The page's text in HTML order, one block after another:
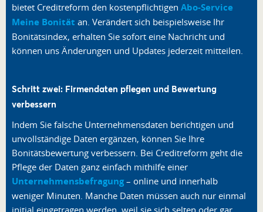
bietet Creditreform den kostenpflichtigen Abo-Service
Meine Bonität an. Verändert sich beispielsweise Ihr
Bonitätsindex, erhalten Sie sofort eine Nachricht und
können uns Änderungen und Updates jederzeit mitteilen.
Schritt zwei: Firmendaten pflegen und Bewertung
verbessern
Indem Sie falsche Unternehmensdaten berichtigen und
unvollständige Daten ergänzen, können Sie Ihre
Bonitätsbewertung verbessern. Bei Creditreform geht die
Pflege der Daten ganz einfach mithilfe einer
Unternehmensbefragung– online und innerhalb
weniger Minuten. Manche Daten müssen auch nur einmal
initial eingetragen werden, weil sie sich selten oder gar